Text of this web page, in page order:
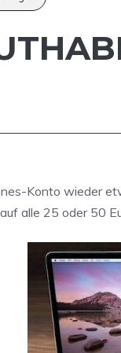
Konto wieder
alle 25 oder 50